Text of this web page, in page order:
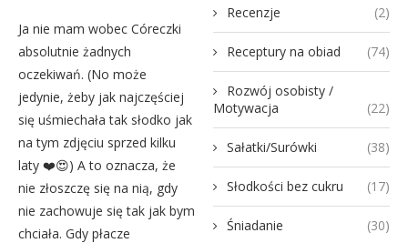
Ja nie mam wobec Córeczki
absolutnie żadnych
oczekiwań. (No może
jedynie, żeby jak najczęściej
się uśmiechała tak słodko jak
na tym zdjęciu sprzed kilku
laty ❤️😍) A to oznacza, że
nie złoszczę się na nią, gdy
nie zachowuje się tak jak bym
chciała. Gdy płacze
Recenzje (2)
Receptury na obiad (74)
Rozwój osobisty /
Motywacja
(22)
Sałatki/Surówki (38)
Słodkości bez cukru (17)
Śniadanie (30)